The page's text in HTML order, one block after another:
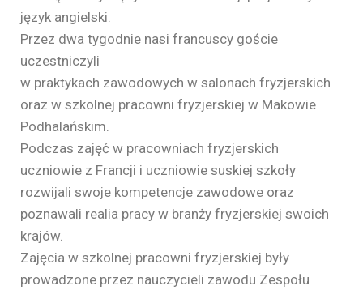
język angielski.
Przez dwa tygodnie nasi francuscy goście
uczestniczyli
w praktykach zawodowych w salonach fryzjerskich
oraz w szkolnej pracowni fryzjerskiej w Makowie
Podhalańskim.
Podczas zajęć w pracowniach fryzjerskich
uczniowie z Francji i uczniowie suskiej szkoły
rozwijali swoje kompetencje zawodowe oraz
poznawali realia pracy w branży fryzjerskiej swoich
krajów.
Zajęcia w szkolnej pracowni fryzjerskiej były
prowadzone przez nauczycieli zawodu Zespołu